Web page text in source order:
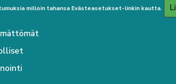
Palaute
milloin tahansa Evästeasetukset-linkin kautta.